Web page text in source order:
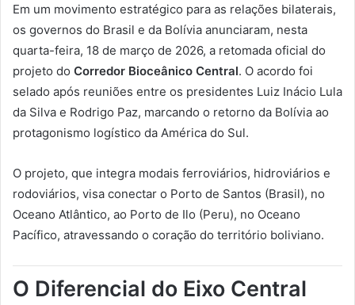
Em um movimento estratégico para as relações bilaterais,
os governos do Brasil e da Bolívia anunciaram, nesta
quarta-feira, 18 de março de 2026, a retomada oficial do
projeto do Corredor Bioceânico Central. O acordo foi
selado após reuniões entre os presidentes Luiz Inácio Lula
da Silva e Rodrigo Paz, marcando o retorno da Bolívia ao
protagonismo logístico da América do Sul.
O projeto, que integra modais ferroviários, hidroviários e
rodoviários, visa conectar o Porto de Santos (Brasil), no
Oceano Atlântico, ao Porto de Ilo (Peru), no Oceano
Pacífico, atravessando o coração do território boliviano.
O Diferencial do Eixo Central